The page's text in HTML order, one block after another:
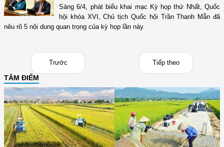
Sáng 6/4, phát biểu khai mạc Kỳ họp thứ Nhất, Quốc
hội khóa XVI, Chủ tịch Quốc hội Trần Thanh Mẫn đã
nêu rõ 5 nội dung quan trọng của kỳ họp lần này.
Trước Tiếp theo
TÂM ĐIỂM